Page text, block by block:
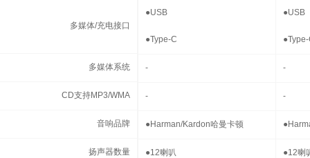
●USB
●Type-C
●USB
●
多媒体系统 - -
CD支持MP3/WMA - -
音响品牌 ●Harman/Kardon哈曼卡顿 ●
扬声器数量 ●12喇叭 ●12喇
多媒体/充电接口
多媒体系统
CD支持MP3/WMA
音响品牌
扬声器数量